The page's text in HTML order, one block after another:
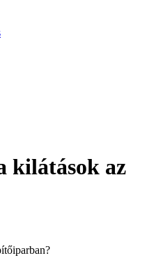
kilátások az